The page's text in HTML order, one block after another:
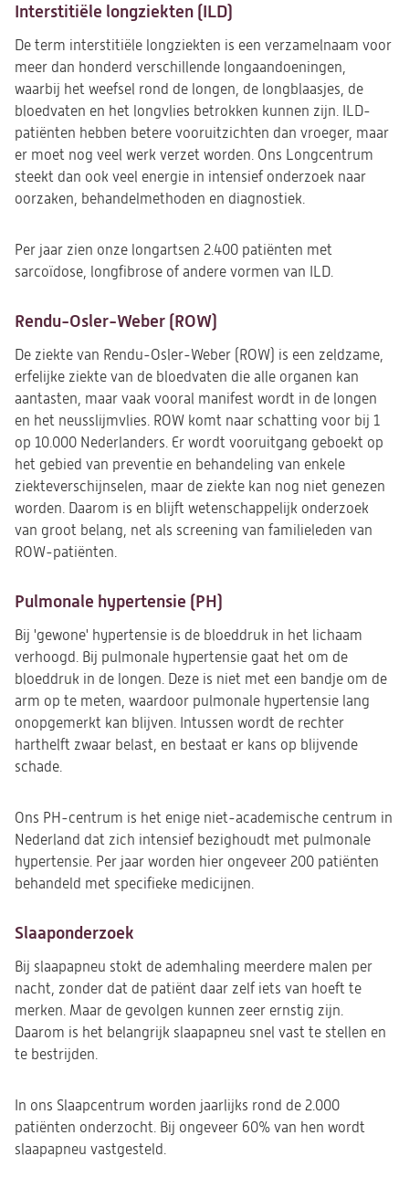
Interstitiële longziekten (ILD)
De term interstitiële longziekten is een verzamelnaam voor
meer dan honderd verschillende longaandoeningen,
waarbij het weefsel rond de longen, de longblaasjes, de
bloedvaten en het longvlies betrokken kunnen zijn. ILD-
patiënten hebben betere vooruitzichten dan vroeger, maar
er moet nog veel werk verzet worden. Ons Longcentrum
steekt dan ook veel energie in intensief onderzoek naar
oorzaken, behandelmethoden en diagnostiek.
Per jaar zien onze longartsen 2.400 patiënten met
sarcoïdose, longfibrose of andere vormen van ILD.
Rendu-Osler-Weber (ROW)
De ziekte van Rendu-Osler-Weber (ROW) is een zeldzame,
erfelijke ziekte van de bloedvaten die alle organen kan
aantasten, maar vaak vooral manifest wordt in de longen
en het neusslijmvlies. ROW komt naar schatting voor bij 1
op 10.000 Nederlanders. Er wordt vooruitgang geboekt op
het gebied van preventie en behandeling van enkele
ziekteverschijnselen, maar de ziekte kan nog niet genezen
worden. Daarom is en blijft wetenschappelijk onderzoek
van groot belang, net als screening van familieleden van
ROW-patiënten.
Pulmonale hypertensie (PH)
Bij 'gewone' hypertensie is de bloeddruk in het lichaam
verhoogd. Bij pulmonale hypertensie gaat het om de
bloeddruk in de longen. Deze is niet met een bandje om de
arm op te meten, waardoor pulmonale hypertensie lang
onopgemerkt kan blijven. Intussen wordt de rechter
harthelft zwaar belast, en bestaat er kans op blijvende
schade.
Ons PH-centrum is het enige niet-academische centrum in
Nederland dat zich intensief bezighoudt met pulmonale
hypertensie. Per jaar worden hier ongeveer 200 patiënten
behandeld met specifieke medicijnen.
Slaaponderzoek
Bij slaapapneu stokt de ademhaling meerdere malen per
nacht, zonder dat de patiënt daar zelf iets van hoeft te
merken. Maar de gevolgen kunnen zeer ernstig zijn.
Daarom is het belangrijk slaapapneu snel vast te stellen en
te bestrijden.
In ons Slaapcentrum worden jaarlijks rond de 2.000
patiënten onderzocht. Bij ongeveer 60% van hen wordt
slaapapneu vastgesteld.